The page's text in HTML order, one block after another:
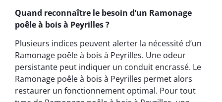
Quand reconnaître le besoin d’un Ramonage
poêle à bois à Peyrilles ?
Plusieurs indices peuvent alerter la nécessité d’un
Ramonage poêle à bois à Peyrilles. Une odeur
persistante peut indiquer un conduit encrassé. Le
Ramonage poêle à bois à Peyrilles permet alors
restaurer un fonctionnement optimal. Pour tout